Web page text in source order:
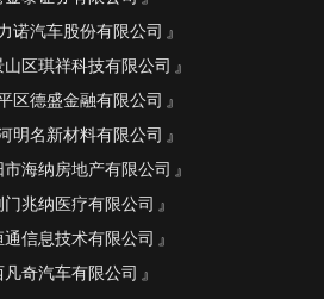
诺汽车股份有限公司
区琪祥科技有限公司
区德盛金融有限公司
明名新材料有限公司
海纳房地产有限公司
兆纳医疗有限公司
通信息技术有限公司
凡奇汽车有限公司